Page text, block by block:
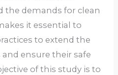
the demands for clean
it essential to
to extend the
ensure their safe
of this study is to